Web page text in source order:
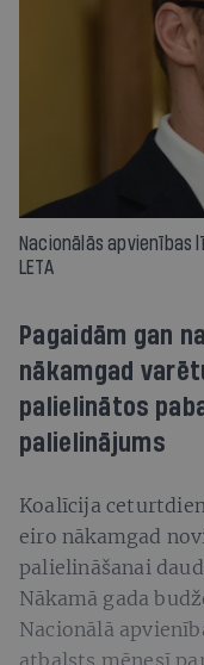
Nacionālās apvienības
LETA
Pagaidām gan
nākamgad
palielinātos
palielinājums
Koalīcija
eiro nākamgad
palielināšanai
Nākamā gada
Nacionālā
atbalsts mēnesī